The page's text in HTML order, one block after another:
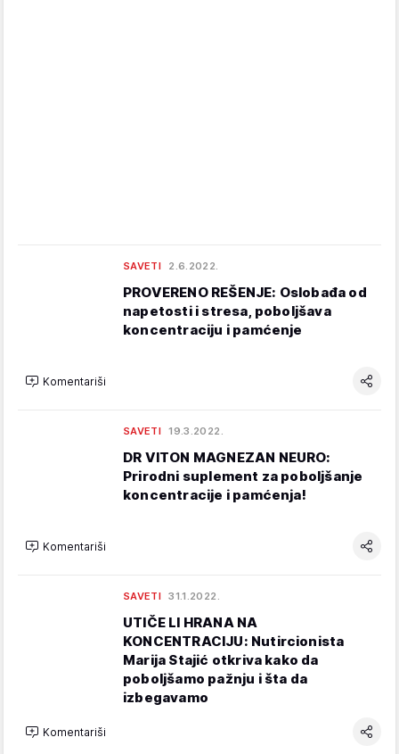
SAVETI 2.6.2022.
PROVERENO REŠENJE: Oslobađa od
napetosti i stresa, poboljšava
koncentraciju i pamćenje
Komentariši
SAVETI 19.3.2022.
DR VITON MAGNEZAN NEURO:
Prirodni suplement za poboljšanje
koncentracije i pamćenja!
Komentariši
SAVETI 31.1.2022.
UTIČE LI HRANA NA
KONCENTRACIJU: Nutircionista
Marija Stajić otkriva kako da
poboljšamo pažnju i šta da
izbegavamo
Komentariši